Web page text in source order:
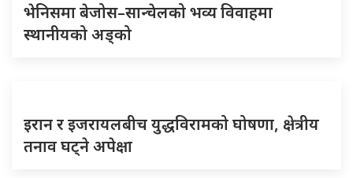
भेनिसमा बेजोस–सान्चेलको भव्य विवाहमा
स्थानीयको अड्को
इरान र इजरायलबीच युद्धविरामको घोषणा, क्षेत्रीय
तनाव घट्ने अपेक्षा